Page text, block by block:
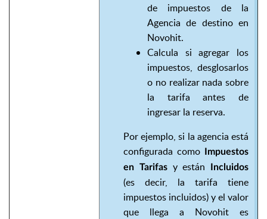
de impuestos de la
Agencia de destino en
Novohit.
Calcula si agregar los
impuestos, desglosarlos
o no realizar nada sobre
la tarifa antes de
ingresar la reserva.
Por ejemplo, si la agencia está
configurada como Impuestos
en Tarifas y están Incluidos
(es decir, la tarifa tiene
impuestos incluidos) y el valor
que llega a Novohit es